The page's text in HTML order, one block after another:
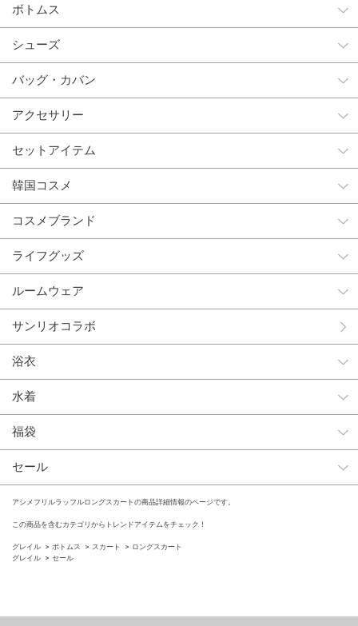
ボトムス
シューズ
バッグ・カバン
アクセサリー
セットアイテム
韓国コスメ
コスメブランド
ライフグッズ
ルームウェア
サンリオコラボ
浴衣
水着
福袋
セール
アシメフリルラッフルロングスカートの商品詳細情報のページです。
この商品を含むカテゴリからトレンドアイテムをチェック！
グレイル ボトムス スカート
ロングスカート
グレイル
セール